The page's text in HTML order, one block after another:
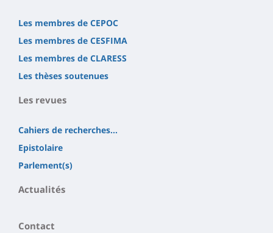
Les membres de CEPOC
Les membres de CESFIMA
Les membres de CLARESS
Les thèses soutenues
Les revues
Cahiers de recherches...
Epistolaire
Parlement(s)
Actualités
Contact